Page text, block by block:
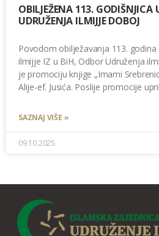
OBILJEŽENA 113. GODIŠNJICA
UDRUŽENJA ILMIJJE DOBOJ
Povodom obilježavanja 113.
ilmijje IZ u BiH, Odbor Udruženja
je promociju knjige „Imami
Alije-ef. Jusića. Poslije promocije
SAZNAJ VIŠE »
09.10.2025.